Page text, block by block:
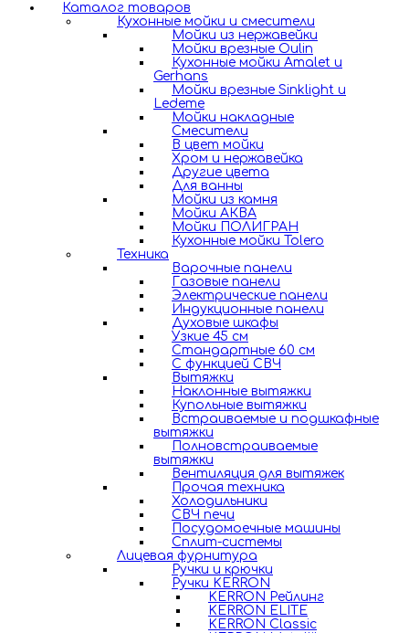
Каталог товаров
Кухонные мойки и смесители
Мойки из нержавейки
Мойки врезные Oulin
Кухонные мойки Amalet и
Gerhans
Мойки врезные Sinklight и
Ledeme
Мойки накладные
Смесители
В цвет мойки
Хром и нержавейка
Другие цвета
Для ванны
Мойки из камня
Мойки АКВА
Мойки ПОЛИГРАН
Кухонные мойки Tolero
Техника
Варочные панели
Газовые панели
Электрические панели
Индукционные панели
Духовые шкафы
Узкие 45 см
Стандартные 60 см
С функцией СВЧ
Вытяжки
Наклонные вытяжки
Купольные вытяжки
Встраиваемые и подшкафные
вытяжки
Полновстраиваемые
вытяжки
Вентиляция для вытяжек
Прочая техника
Холодильники
СВЧ печи
Посудомоечные машины
Сплит-системы
Лицевая фурнитура
Ручки и крючки
Ручки KERRON
KERRON Рейлинг
KERRON ELITE
KERRON Classic